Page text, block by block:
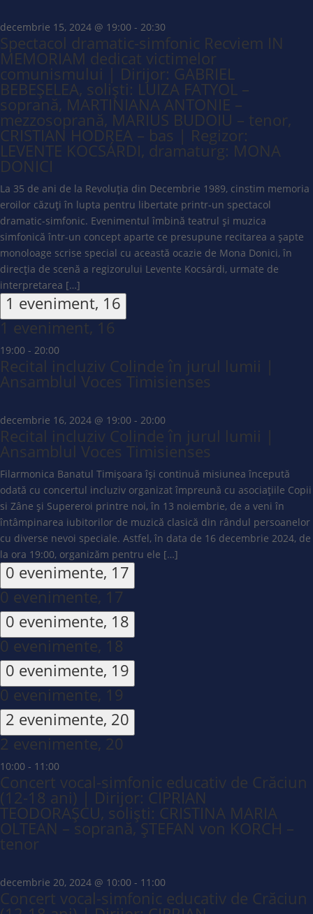
decembrie 15, 2024 @ 19:00 - 20:30
Spectacol dramatic-simfonic Recviem IN
MEMORIAM dedicat victimelor
comunismului | Dirijor: GABRIEL
BEBEȘELEA, soliști: LUIZA FATYOL –
soprană, MARTINIANA ANTONIE –
mezzosoprană, MARIUS BUDOIU – tenor,
CRISTIAN HODREA – bas | Regizor:
LEVENTE KOCSÁRDI, dramaturg: MONA
DONICI
La 35 de ani de la Revoluția din Decembrie 1989, cinstim memoria
eroilor căzuți în lupta pentru libertate printr-un spectacol
dramatic-simfonic. Evenimentul îmbină teatrul și muzica
simfonică într-un concept aparte ce presupune recitarea a șapte
monoloage scrise special cu această ocazie de Mona Donici, în
direcția de scenă a regizorului Levente Kocsárdi, urmate de
interpretarea […]
1 eveniment, 16
1 eveniment, 16
19:00 - 20:00
Recital incluziv Colinde în jurul lumii |
Ansamblul Voces Timisienses
decembrie 16, 2024 @ 19:00 - 20:00
Recital incluziv Colinde în jurul lumii |
Ansamblul Voces Timisienses
Filarmonica Banatul Timișoara își continuă misiunea începută
odată cu concertul incluziv organizat împreună cu asociațiile Copii
si Zâne și Supereroi printre noi, în 13 noiembrie, de a veni în
întâmpinarea iubitorilor de muzică clasică din rândul persoanelor
cu diverse nevoi speciale. Astfel, în data de 16 decembrie 2024, de
la ora 19:00, organizăm pentru ele […]
0 evenimente, 17
0 evenimente, 17
0 evenimente, 18
0 evenimente, 18
0 evenimente, 19
0 evenimente, 19
2 evenimente, 20
2 evenimente, 20
10:00 - 11:00
Concert vocal-simfonic educativ de Crăciun
(12-18 ani) | Dirijor: CIPRIAN
TEODORAȘCU, soliști: CRISTINA MARIA
OLTEAN – soprană, ȘTEFAN von KORCH –
tenor
decembrie 20, 2024 @ 10:00 - 11:00
Concert vocal-simfonic educativ de Crăciun